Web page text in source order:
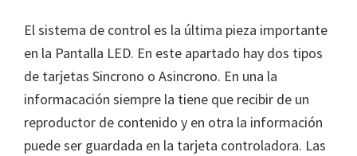
El sistema de control es la última pieza importante
en la Pantalla LED. En este apartado hay dos tipos
de tarjetas Sincrono o Asincrono. En una la
informacación siempre la tiene que recibir de un
reproductor de contenido y en otra la información
puede ser guardada en la tarjeta controladora. Las